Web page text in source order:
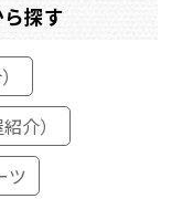
探す
介）
ツ